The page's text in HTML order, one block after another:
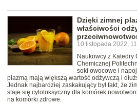
Dzięki zimnej
właściwości
10 listopada 2022,
Naukowcy z Katedry
Chemicznej
soki owocowe i
plazmą mają większą wartość odżywczą i
Jednak najbardziej zaskakujący był fakt, że
staje się cytotoksyczny dla komórek
na komórki zdrowe.